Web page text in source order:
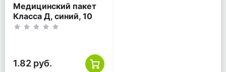
Медицинский пакет
Класса Д, синий, 10
литров, 330*600
1.82 руб.